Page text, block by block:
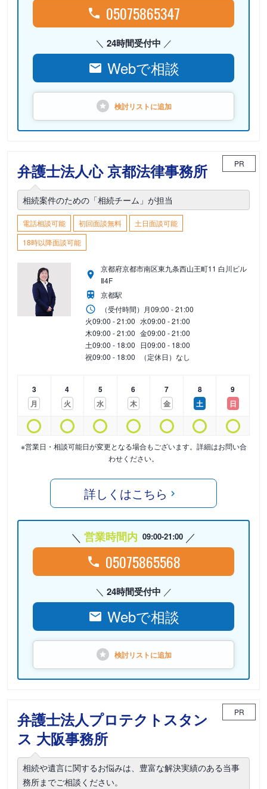
05075865347
24時間受付中
Webで相談
検討リストに追加
弁護士法人心 京都法律事務所 PR
相続案件のための「相続チーム」が担当
電話相談可能 初回面談無料
土日面談可能
18時以降面談可能
京都府京都市南区東九条西山王町11 白川ビル
Ⅱ4F
京都駅
（受付時間） 月09:00 - 21:00
火09:00 - 21:00 水09:00 - 21:00
木09:00 - 21:00 金09:00 - 21:00
土09:00 - 18:00 日09:00 - 18:00
祝09:00 - 18:00 （定休日）なし
3
月
4
火
5
水
6
木
7
金
8
土
9
日
※営業日・相談可能日が変更となる場合もございます。詳細はお問い合
わせください。
詳しくはこちら
営業時間内 09:00-21:00
05075865568
24時間受付中
Webで相談
検討リストに追加
弁護士法人プロテクトスタン
ス 大阪事務所
PR
相続や遺言に関するお悩みは、豊富な解決実績のある当事
務所までご相談ください。